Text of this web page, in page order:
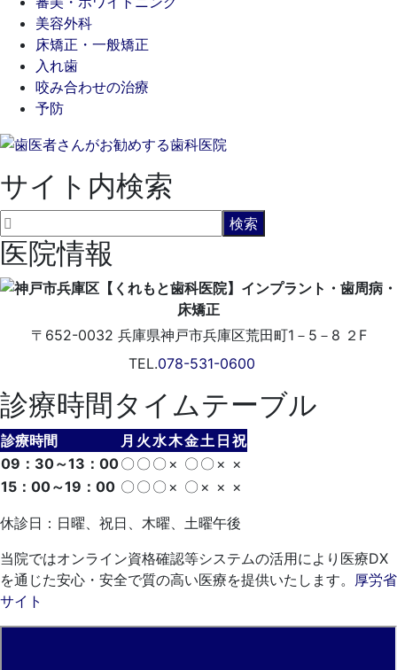
美容外科
床矯正・一般矯正
入れ歯
咬み合わせの治療
予防
サイト内検索
医院情報
〒652-0032 兵庫県神戸市兵庫区荒田町1－5－8 ２F
TEL.078-531-0600
診療時間タイムテーブル
診療時間 月 火水木金土 日 祝
09：30～13：00〇 〇 〇 × 〇 〇 × ×
15：00～19：00 〇 〇 〇 × 〇 × × ×
休診日：日曜、祝日、木曜、土曜午後
当院ではオンライン資格確認等システムの活用により医療DX
を通じた安心・安全で質の高い医療を提供いたします。 厚労省
サイト